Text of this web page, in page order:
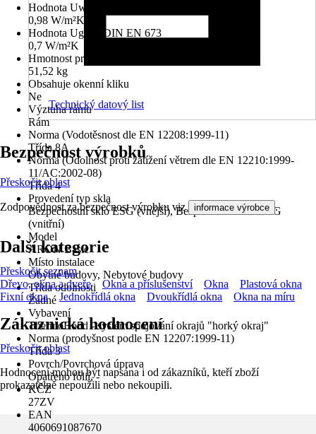
Hodnota Uw dle DIN EN 10077
0,98 W/m²K
Hodnota Ug dle DIN EN 673
0,7 W/m²K
Hmotnost prvku
51,52 kg
Obsahuje okenní kliku
Ne
Výztuha rámu
Rám
Norma (Vodotěsnost dle EN 12208:1999-11)
Třída 8A
Norma (Odolnost proti zatížení větrem dle EN 12210:1999-
11/AC:2002-08)
Třída 4
Provedení typ skla
Bezpečnostní sklo ESG (vnější), Bezpečnostní sklo ESG
(vnitřní)
Model
ARON Basic
Místo instalace
Obytné budovy, Nebytové budovy
Třída odolnosti
Žádné
Vybavení
ThermoBond - systém spojování okrajů "horký okraj"
Norma (prodyšnost podle EN 12207:1999-11)
Třída 3
Povrch/Povrchová úprava
Opatřeno fólií, -
KČZ
27ZV
EAN
4060691087670
Technický datový list
Bezpečnost výrobků
Přeskočit oblast
Zodpovědnost za bezpečnost výrobku viz informace výrobce .
Další kategorie
Přeskočit seznam
Dřevo, okna a dveře
Okna a příslušenství Okna
Plastová okna
Fixní okna
Jednokřídlá okna Dvoukřídlá okna Okna na míru
Zákaznická hodnocení
Přeskočit oblast
Hodnocení mohou být napsána i od zákazníků, kteří zboží
prokazatelně nepoužili nebo nekoupili.